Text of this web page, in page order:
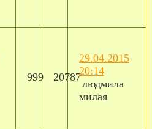
999 20787
29.04.2015
20:14
людмила
милая